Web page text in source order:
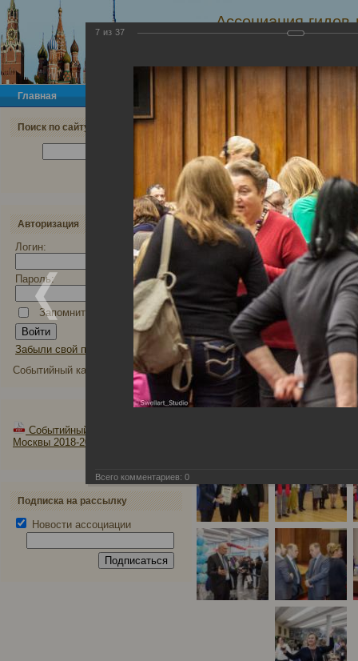
Ассоциация
экскурсоводов и
Главная Ассоциация Документы
Поиск по сайту
Авторизация
Логин:
Пароль:
Запомнить меня
Забыли свой пароль?
Событийный календарь
Событийный календарь
Москвы 2018-2019 годы
Подписка на рассылку
Новости ассоциации
Для членов АГП
Фотогалерея
Конференция 21 февраля 2017
7 из 37
Всего комментариев: 0